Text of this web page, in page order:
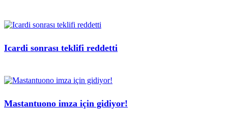
Icardi sonrası teklifi reddetti
Mastantuono imza için gidiyor!